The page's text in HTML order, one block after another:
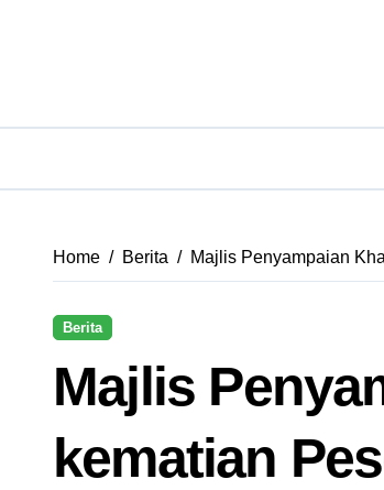
Home Berita Majlis Penyampaian
Berita
Majlis
kematian